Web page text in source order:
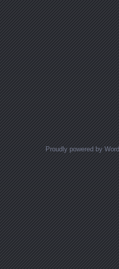
Proudly powered by